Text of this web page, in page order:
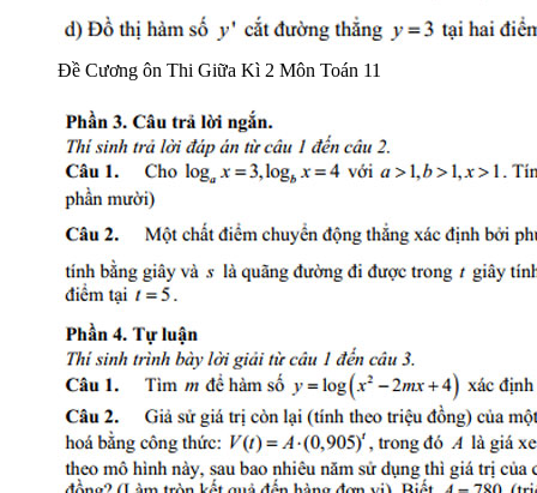
Đề Cương ôn Thi Giữa Kì 2 Môn Toán 11